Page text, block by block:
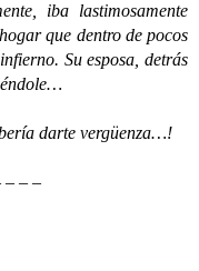
iba lastimosamente
que dentro de pocos
Su esposa, detrás
darte vergüenza…!
– – –